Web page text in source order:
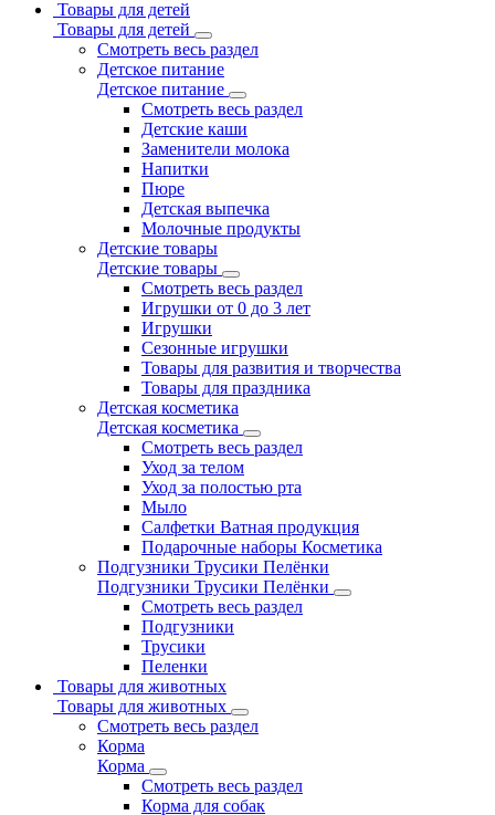
Товары для детей
Товары для детей
Смотреть весь раздел
Детское питание
Детское питание
Смотреть весь раздел
Детские каши
Заменители молока
Напитки
Пюре
Детская выпечка
Молочные продукты
Детские товары
Детские товары
Смотреть весь раздел
Игрушки от 0 до 3 лет
Игрушки
Сезонные игрушки
Товары для развития и творчества
Товары для праздника
Детская косметика
Детская косметика
Смотреть весь раздел
Уход за телом
Уход за полостью рта
Мыло
Салфетки Ватная продукция
Подарочные наборы Косметика
Подгузники Трусики Пелёнки
Подгузники Трусики Пелёнки
Смотреть весь раздел
Подгузники
Трусики
Пеленки
Товары для животных
Товары для животных
Смотреть весь раздел
Корма
Корма
Смотреть весь раздел
Корма для собак